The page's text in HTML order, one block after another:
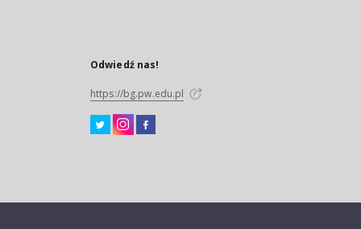
Odwiedź nas!
https://bg.pw.edu.pl